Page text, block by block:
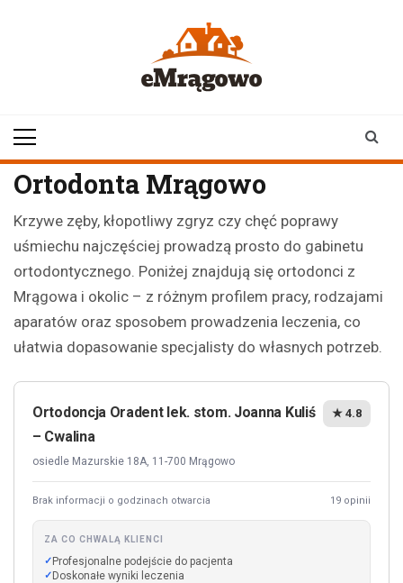
Ortodonta Mrągowo
Krzywe zęby, kłopotliwy zgryz czy chęć poprawy
uśmiechu najczęściej prowadzą prosto do gabinetu
ortodontycznego. Poniżej znajdują się ortodonci z
Mrągowa i okolic – z różnym profilem pracy, rodzajami
aparatów oraz sposobem prowadzenia leczenia, co
ułatwia dopasowanie specjalisty do własnych potrzeb.
Ortodoncja Oradent lek. stom. Joanna Kuliś
– Cwalina
osiedle Mazurskie 18A, 11-700 Mrągowo
★ 4.8
Brak informacji o godzinach otwarcia 19 opinii
ZA CO CHWALĄ KLIENCI
Profesjonalne podejście do pacjenta
Doskonałe wyniki leczenia